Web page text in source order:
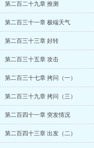
第二百二十九章 推测
第二百三十一章 极端天气
第二百三十三章 好转
第二百三十五章 攻击
第二百三十七章 拷问（一）
第二百三十九章 拷问（三）
第二百四十一章 突发情况
第二百四十三章 出发（二）